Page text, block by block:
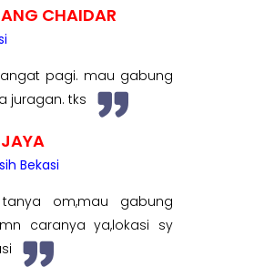
CHAIDAR
pagi. mau gabung
juragan. tks
Bekasi
om,mau gabung
caranya ya,lokasi sy